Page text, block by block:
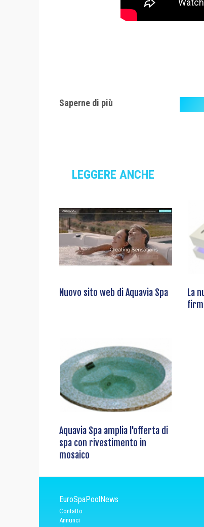
Saperne di più
LEGGERE ANCHE
Nuovo sito web di Aquavia Spa
La
Aquavia Spa amplia l'offerta di
spa con rivestimento in
mosaico
EuroSpaPoolNews
Contatto
Annunci